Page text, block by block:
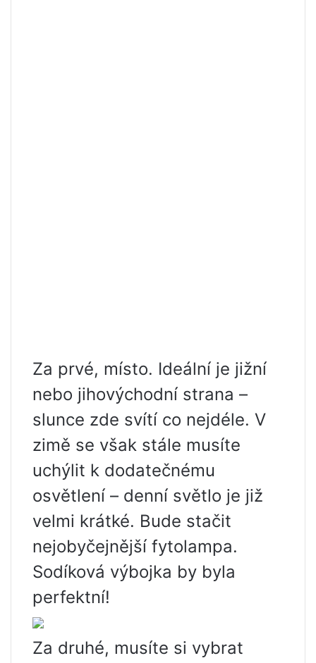
Za prvé, místo. Ideální je jižní
nebo jihovýchodní strana –
slunce zde svítí co nejdéle. V
zimě se však stále musíte
uchýlit k dodatečnému
osvětlení – denní světlo je již
velmi krátké. Bude stačit
nejobyčejnější fytolampa.
Sodíková výbojka by byla
perfektní!
Za druhé, musíte si vybrat